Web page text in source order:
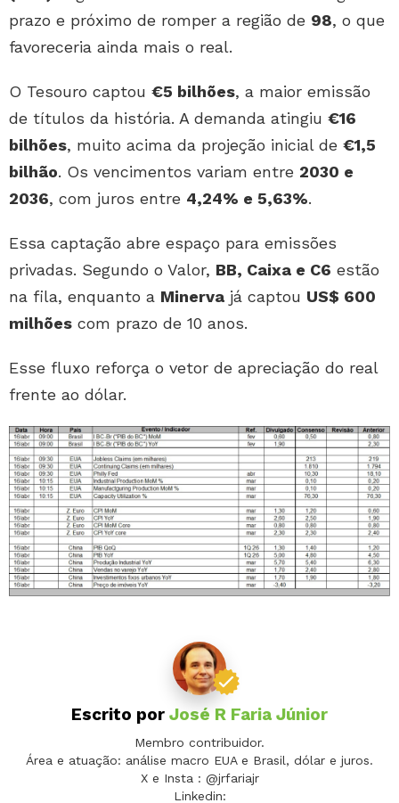
prazo e próximo de romper a região de 98, o que
favoreceria ainda mais o real.
O Tesouro captou €5 bilhões, a maior emissão
de títulos da história. A demanda atingiu €16
bilhões, muito acima da projeção inicial de €1,5
bilhão. Os vencimentos variam entre 2030 e
2036, com juros entre 4,24% e 5,63%.
Essa captação abre espaço para emissões
privadas. Segundo o Valor, BB, Caixa e C6 estão
na fila, enquanto a Minerva já captou US$ 600
milhões com prazo de 10 anos.
Esse fluxo reforça o vetor de apreciação do real
frente ao dólar.
Escrito por José R Faria Júnior
Membro contribuidor.
Área e atuação: análise macro EUA e Brasil, dólar e juros.
X e Insta : @jrfariajr
Linkedin: